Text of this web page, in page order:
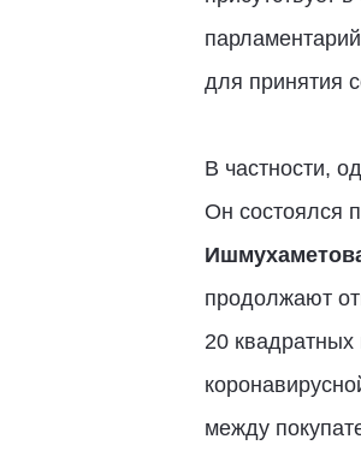
для принятия
В частности,
Он состоялся
продолжают
20
между